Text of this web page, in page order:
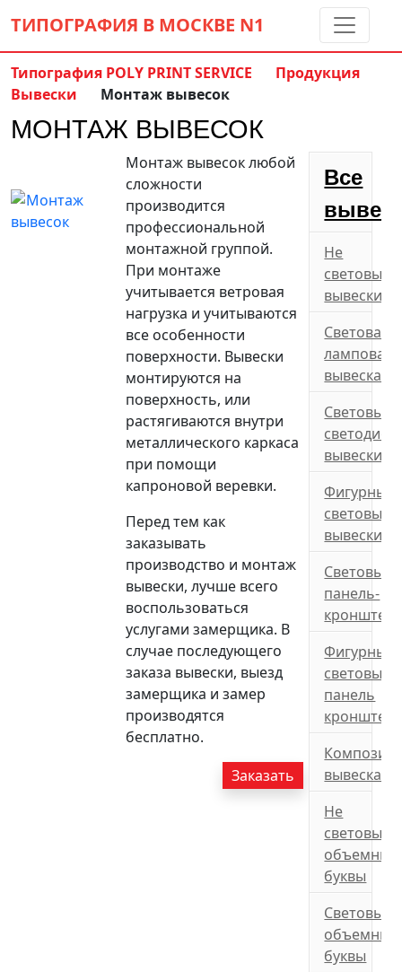
ТИПОГРАФИЯ В МОСКВЕ N1
Контакты: (5 метров от м. Дмитровская)
8 495 797-35-59
звоните с 10 до 19 пн-сб
Обратный звонок
Типография POLY PRINT SERVICE
Продукция
Вывески
Монтаж вывесок
МОНТАЖ ВЫВЕСОК
Монтаж вывесок любой
сложности
производится
профессиональной
монтажной группой.
При монтаже
учитывается ветровая
нагрузка и учитываются
все особенности
поверхности. Вывески
монтируются на
поверхность, или
растягиваются внутри
металлического каркаса
при помощи
капроновой веревки.
Перед тем как
заказывать
производство и монтаж
вывески, лучше всего
воспользоваться
услугами замерщика. В
случае последующего
заказа вывески, выезд
замерщика и замер
производятся
бесплатно.
Заказать
Все
Не
световые
вывески
Световая
ламповая
вывеска
Световые
вывески
Фигурные
световые
вывески
Световые
панель-
Фигурные
световые
панель
вывеска
Не
световые
объемные
буквы
Световые
объемные
буквы